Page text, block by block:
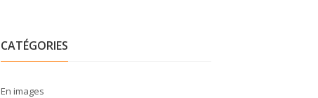
CATÉGORIES
En images